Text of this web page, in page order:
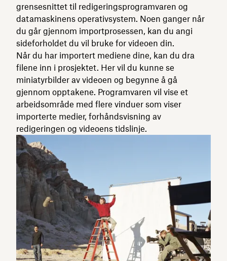
grensesnittet til redigeringsprogramvaren og
datamaskinens operativsystem. Noen ganger når
du går gjennom importprosessen, kan du angi
sideforholdet du vil bruke for videoen din.
Når du har importert mediene dine, kan du dra
filene inn i prosjektet. Her vil du kunne se
miniatyrbilder av videoen og begynne å gå
gjennom opptakene. Programvaren vil vise et
arbeidsområde med flere vinduer som viser
importerte medier, forhåndsvisning av
redigeringen og videoens tidslinje.